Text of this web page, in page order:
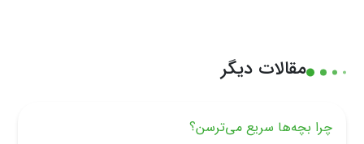
مقالات دیگر
چرا بچه‌ها سریع می‌ترسن؟